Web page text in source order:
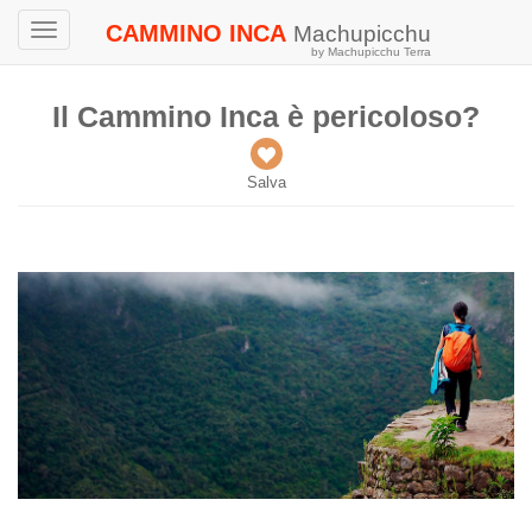
Toggle
CAMMINO INCA Machupicchu
by Machupicchu Terra
Il Cammino Inca è pericoloso?
Salva